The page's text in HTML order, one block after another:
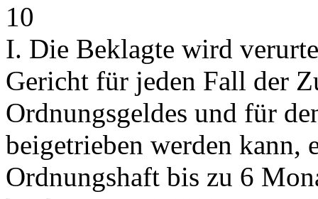
10
I. Die Beklagte wird
Gericht für jeden Fall der
Ordnungsgeldes und für
beigetrieben werden kann,
Ordnungshaft bis zu 6